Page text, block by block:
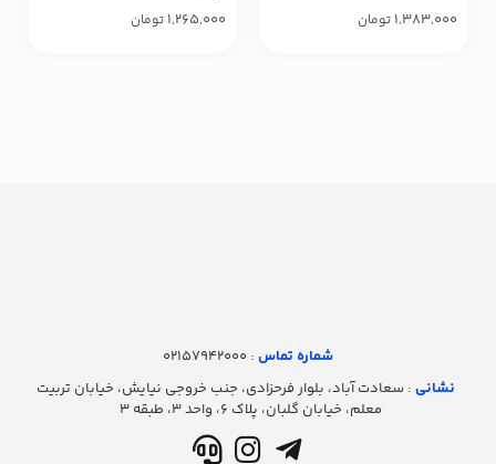
1,383,000 تومان
1,265,000 تومان
شماره تماس‌ : 02157942000
نشانی : سعادت آباد، بلوار فرحزادی، جنب خروجی نیایش، خیابان تربیت
معلم، خیابان گلبان، پلاک ۶، واحد ۳، طبقه ۳